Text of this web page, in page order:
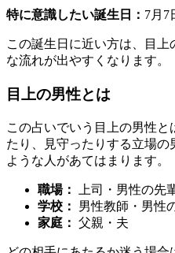
特に意識したい誕生日： 7月7
この誕生日に近い方は、目上
な流れが出やすくなります。
目上の男性とは
この占いでいう目上の男性
たり、見守ったりする立場
ような人があてはまります。
職場：
上司・男性の先
学校：
男性教師・男性
家庭： 父親・夫